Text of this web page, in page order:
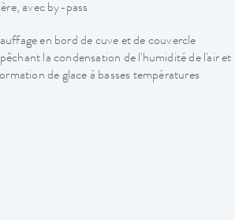
avec by-pass
en bord de cuve et de couvercle
la condensation de l'humidité de l'air et
de glace à basses températures